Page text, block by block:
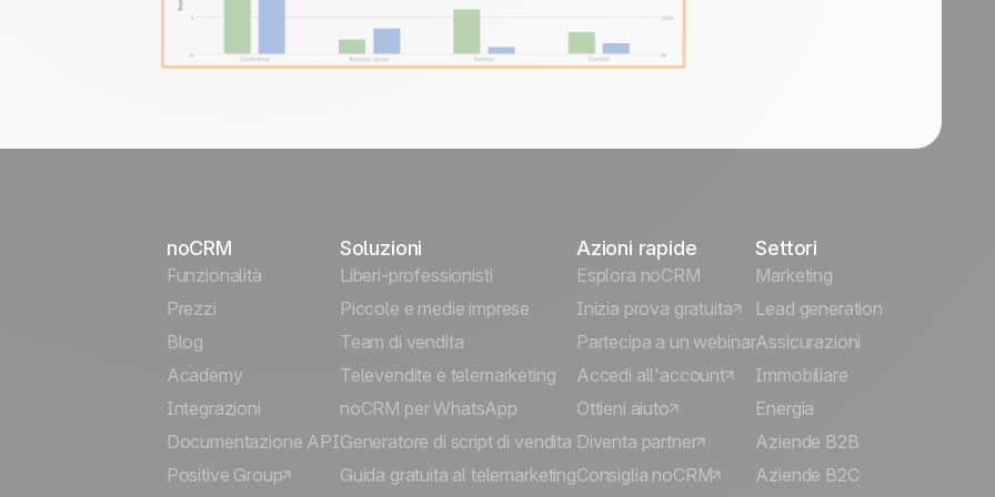
noCRM
Funzionalità
Prezzi
Blog
Academy
Integrazioni
Documentazione API
Positive Group
Soluzioni
Liberi-professionisti
Piccole e medie imprese
Team di vendita
Televendite e telemarketing
noCRM per WhatsApp
Generatore di script di vendita
Guida gratuita al telemarketing
Azioni rapide
Esplora noCRM
Inizia prova gratuita
Partecipa a un webinar
Accedi all'account
Ottieni aiuto
Diventa partner
Consiglia noCRM
Settori
Marketing
Lead generation
Assicurazioni
Immobiliare
Energia
Aziende B2B
Aziende B2C